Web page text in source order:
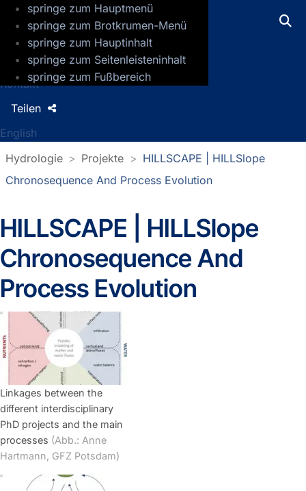
springe zum Hauptmenü
springe zum Brotkrumen-Menü
springe zum Hauptinhalt
springe zum Seitenleisteninhalt
springe zum Fußbereich
GFZ Helmholtz-Zentrum für
Presse
Jobs
Kontakt
English
Teilen
Hydrologie Projekte
HILLSCAPE | HILLSlope
Chronosequence And Process Evolution
HILLSCAPE | HILLSlope
Chronosequence And
Process Evolution
Linkages between the
different interdisciplinary
PhD projects and the main
processes (Abb.: Anne
Hartmann, GFZ Potsdam)